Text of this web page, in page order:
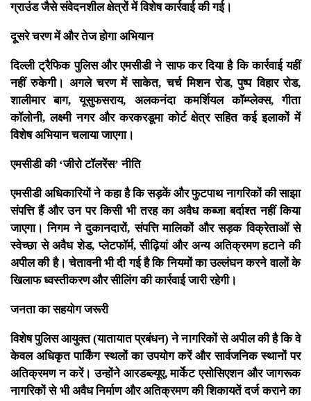
ग्राउंड जैसे संवेदनशील क्षेत्रों में विशेष कार्रवाई की गई।
दूसरे चरण में और तेज होगा अभियान
दिल्ली ट्रैफिक पुलिस और एमसीडी ने साफ कर दिया है कि कार्रवाई यहीं
नहीं रुकेगी। अगले चरण में साकेत, चर्च मिशन रोड, पुष्प विहार रोड,
शालीमार बाग, यूसुफसराय, अलकनंदा कमर्शियल कॉम्प्लेक्स, गीता
कॉलोनी, लक्ष्मी नगर और करकरडूमा कोर्ट क्षेत्र सहित कई इलाकों में
विशेष अभियान चलाया जाएगा।
एमसीडी की ‘जीरो टॉलरेंस’ नीति
एमसीडी अधिकारियों ने कहा है कि सड़कें और फुटपाथ नागरिकों की साझा
संपत्ति हैं और उन पर किसी भी तरह का अवैध कब्जा बर्दाश्त नहीं किया
जाएगा। निगम ने दुकानदारों, संपत्ति मालिकों और सड़क विक्रेताओं से
स्वेच्छा से अवैध शेड, प्लेटफॉर्म, सीढ़ियां और अन्य अतिक्रमण हटाने की
अपील की है। चेतावनी भी दी गई है कि नियमों का उल्लंघन करने वालों के
खिलाफ ध्वस्तीकरण और सीलिंग की कार्रवाई जारी रहेगी।
जनता का सहयोग जरूरी
विशेष पुलिस आयुक्त (यातायात प्रबंधन) ने नागरिकों से अपील की है कि वे
केवल अधिकृत पार्किंग स्थलों का उपयोग करें और सार्वजनिक स्थानों पर
अतिक्रमण न करें। उन्होंने आरडब्ल्यूए, मार्केट एसोसिएशन और जागरूक
नागरिकों से भी अवैध निर्माण और अतिक्रमण की शिकायतें दर्ज कराने का